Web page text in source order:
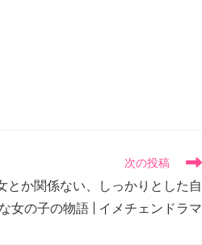
次の投稿
とか関係ない、しっかりとした自
女の子の物語 | イメチェンドラマ